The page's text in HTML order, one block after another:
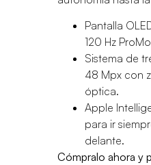
Pantalla
120 Hz
Sistema de
48 Mpx con
óptica.
Apple
para ir
delante.
Cómpralo ahora y